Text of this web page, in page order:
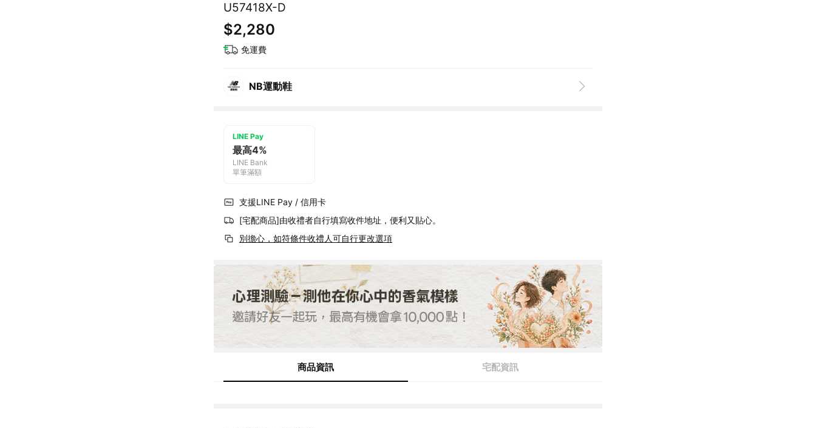
U57418X-D
$2,280
免運費
NB運動鞋
LINE Pay
最高4%
LINE Bank
單筆滿額
支援LINE Pay / 信用卡
[宅配商品]由收禮者自行填寫收件地址，便利又貼心。
別擔心，如符條件收禮人可自行更改選項
商品資訊 宅配資訊